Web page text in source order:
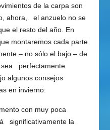
de la carpa son
ahora, el anzuelo no se
el resto del año. En
montaremos cada parte
– no sólo el bajo – de
sea perfectamente
algunos consejos
en invierno:
con muy poca
significativamente la